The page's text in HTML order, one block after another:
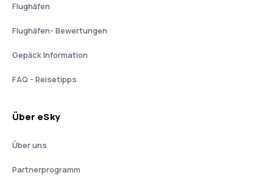
Flughäfen
Flughäfen- Bewertungen
Gepäck Information
FAQ - Reisetipps
Über eSky
Über uns
Partnerprogramm